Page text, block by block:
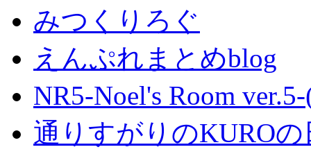
みつくりろぐ
えんぷれまとめblog
NR5-Noel's Room
通りすがりのKURO